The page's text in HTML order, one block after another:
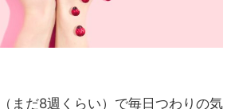
まだ8週くらい）で毎日つわりの気